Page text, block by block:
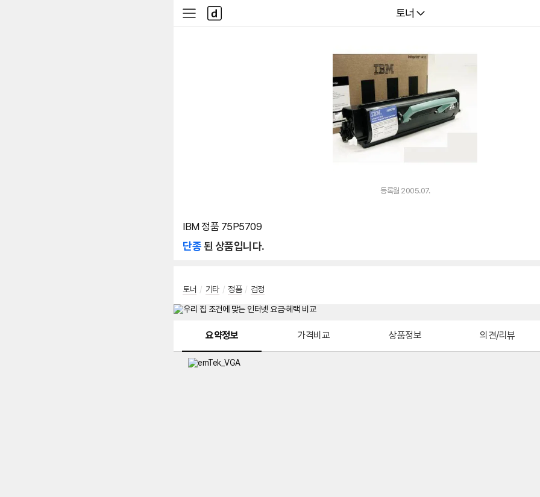
다나와
토너
사
이
다
나
와
등록월 2005.07.
IBM 정품 75P5709
단종된 상품입니다.
토너 / 기타 / 정품 / 검정
요약정보 가격비교 상품정보 의견/리뷰